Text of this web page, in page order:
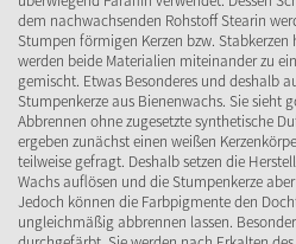
dem nachwachsenden Rohstoff Stearin
Stumpen förmigen Kerzen bzw.
werden beide Materialien miteinander zu
gemischt. Etwas Besonderes und deshalb
Stumpenkerze aus Bienenwachs. Sie sieht
Abbrennen ohne zugesetzte synthetische
ergeben zunächst einen weißen
teilweise gefragt. Deshalb setzen die
Wachs auflösen und die Stumpenkerze
Jedoch können die Farbpigmente den
ungleichmäßig abbrennen lassen.